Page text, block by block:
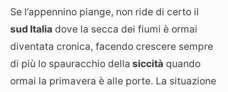
Se l’appennino piange, non ride di certo il
sud Italia dove la secca dei fiumi è ormai
diventata cronica, facendo crescere sempre
di più lo spauracchio della siccità quando
ormai la primavera è alle porte. La situazione